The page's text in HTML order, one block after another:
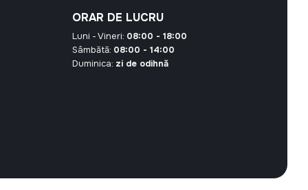
ORAR DE LUCRU
Luni - Vineri: 08:00 - 18:00
Sâmbătă: 08:00 - 14:00
Duminica: zi de odihnă